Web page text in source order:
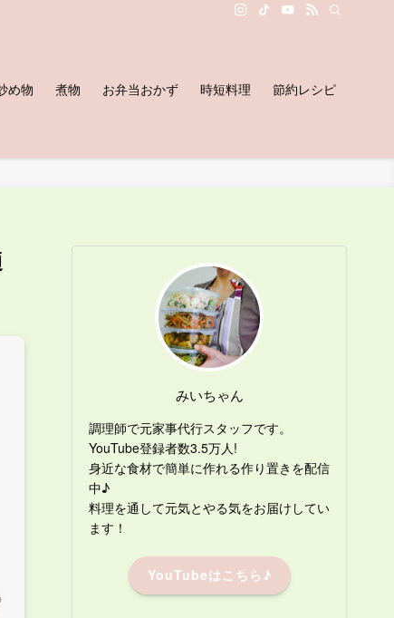
め物 煮物 お弁当おかず 時短料理 節約レシピ
みいちゃん
調理師で元家事代行スタッフです。
YouTube登録者数3.5万人!
身近な食材で簡単に作れる作り置きを配信
中♪
料理を通して元気とやる気をお届けしてい
ます！
YouTubeはこちら♪